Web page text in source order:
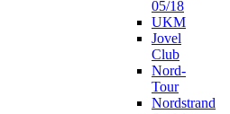
05/18
UKM
Jovel
Club
Nord-
Tour
Nordstrand